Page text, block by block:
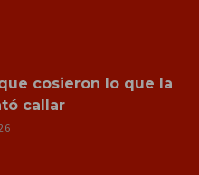
cosieron lo que la
callar